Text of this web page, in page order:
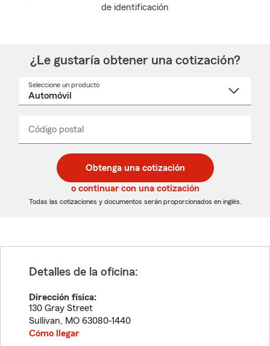
de identificación
¿Le gustaría obtener una cotización?
Seleccione un producto
desplegable
Código postal
de
5
dígitos
de
5
dígitos
_____
Obtenga una cotización
o continuar con una cotización
Todas las cotizaciones y documentos serán proporcionados en inglés.
Detalles de la oficina:
Dirección física:
130 Gray Street
Sullivan, MO 63080-1440
Cómo llegar